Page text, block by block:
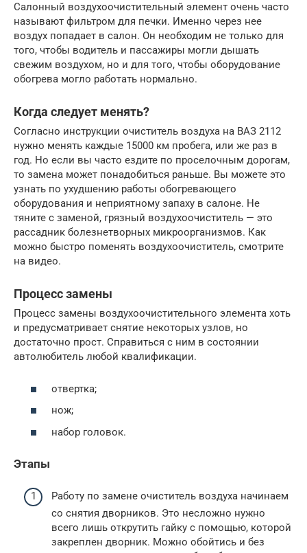
Салонный воздухоочистительный элемент очень часто
называют фильтром для печки. Именно через нее
воздух попадает в салон. Он необходим не только для
того, чтобы водитель и пассажиры могли дышать
свежим воздухом, но и для того, чтобы оборудование
обогрева могло работать нормально.
Когда следует менять?
Согласно инструкции очиститель воздуха на ВАЗ 2112
нужно менять каждые 15000 км пробега, или же раз в
год. Но если вы часто ездите по проселочным дорогам,
то замена может понадобиться раньше. Вы можете это
узнать по ухудшению работы обогревающего
оборудования и неприятному запаху в салоне. Не
тяните с заменой, грязный воздухоочиститель — это
рассадник болезнетворных микроорганизмов. Как
можно быстро поменять воздухоочиститель, смотрите
на видео.
Процесс замены
Процесс замены воздухоочистительного элемента хоть
и предусматривает снятие некоторых узлов, но
достаточно прост. Справиться с ним в состоянии
автолюбитель любой квалификации.
отвертка;
нож;
набор головок.
Этапы
Работу по замене очиститель воздуха начинаем
со снятия дворников. Это несложно нужно
всего лишь открутить гайку с помощью, которой
закреплен дворник. Можно обойтись и без